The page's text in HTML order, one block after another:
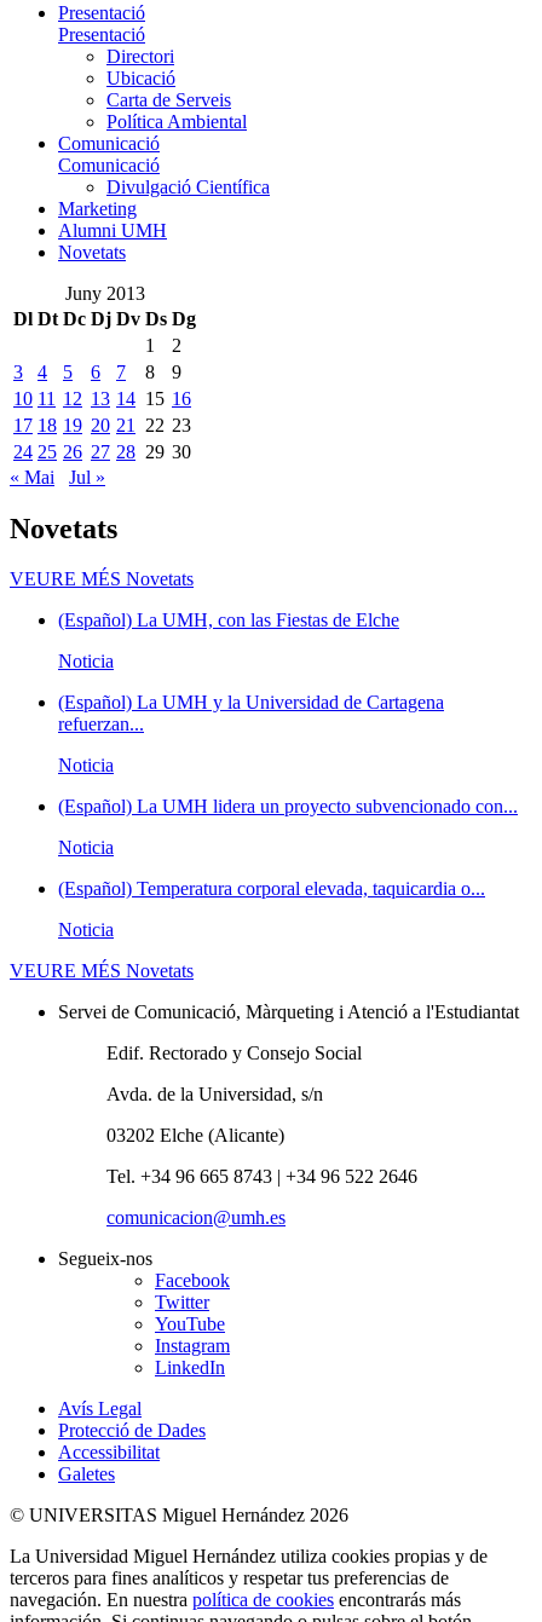
Presentació
Presentació
Directori
Ubicació
Carta de Serveis
Política Ambiental
Comunicació
Comunicació
Divulgació Científica
Marketing
Alumni UMH
Novetats
Juny 2013
Dl Dt Dc Dj Dv Ds Dg
1
2
3
4 5 6 7 8
9
10 11 12 13 14 15 16
17 18 19 20 21 22 23
24 25 26 27 28 29 30
« Mai
Jul »
Novetats
VEURE MÉS Novetats
(Español) La UMH, con las Fiestas de Elche
Noticia
(Español) La UMH y la Universidad de Cartagena
refuerzan...
Noticia
(Español) La UMH lidera un proyecto subvencionado con...
Noticia
(Español) Temperatura corporal elevada, taquicardia o...
Noticia
VEURE MÉS Novetats
Servei de Comunicació, Màrqueting i Atenció a l'Estudiantat
Edif. Rectorado y Consejo Social
Avda. de la Universidad, s/n
03202 Elche (Alicante)
Tel. +34 96 665 8743 | +34 96 522 2646
comunicacion@umh.es
Segueix-nos
Facebook
Twitter
YouTube
Instagram
LinkedIn
Avís Legal
Protecció de Dades
Accessibilitat
Galetes
© UNIVERSITAS Miguel Hernández 2026
La Universidad Miguel Hernández utiliza cookies propias y de
terceros para fines analíticos y respetar tus preferencias de
navegación. En nuestra política de cookies encontrarás más